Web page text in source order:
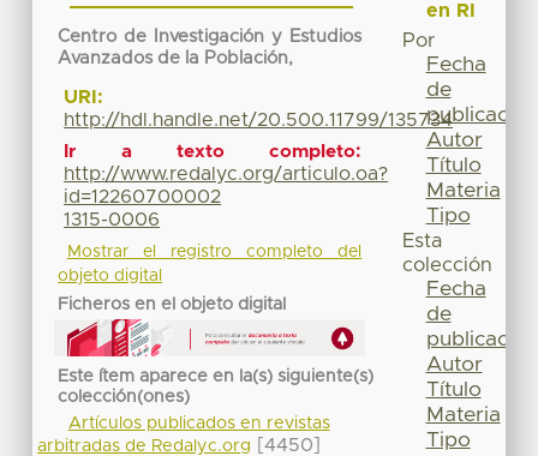
Centro de Investigación y Estudios
Avanzados de la Población,
URI:
http://hdl.handle.net/20.500.11799/135734
Ir a texto completo:
http://www.redalyc.org/articulo.oa?
id=12260700002
1315-0006
Mostrar el registro completo del
objeto digital
Ficheros en el objeto digital
Este ítem aparece en la(s) siguiente(s)
colección(ones)
Artículos publicados en revistas
arbitradas de Redalyc.org
[4450]
en RI
Por
Fecha
de
publicación
Autor
Título
Materia
Tipo
Esta
colección
Fecha
de
publicación
Autor
Título
Materia
Tipo